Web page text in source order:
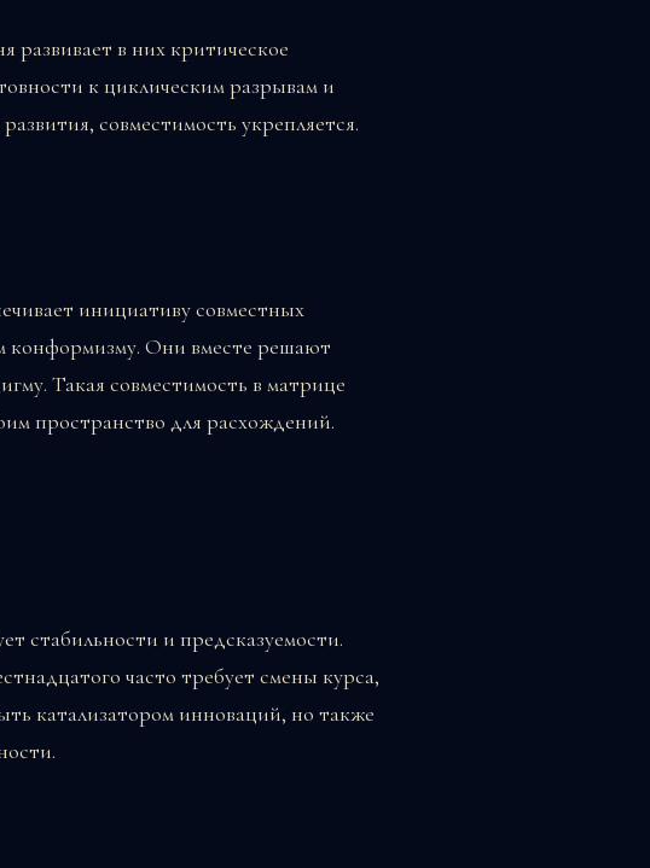
развивает в них критическое
к циклическим разрывам и
совместимость укрепляется.
инициативу совместных
конформизму. Они вместе решают
Такая совместимость в матрице
пространство для расхождений.
стабильности и предсказуемости.
часто требует смены курса,
катализатором инноваций, но также